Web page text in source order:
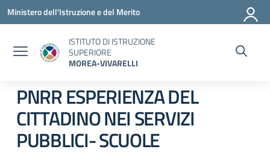
Vai ai contenuti
Vai al menu di navigazione
Vai al footer
Ministero dell'Istruzione e del Merito
ISTITUTO DI ISTRUZIONE
SUPERIORE
MOREA-VIVARELLI
PNRR ESPERIENZA DEL
CITTADINO NEI SERVIZI
PUBBLICI- SCUOLE